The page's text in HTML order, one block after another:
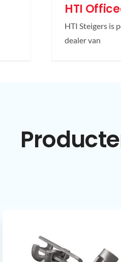
HTI
HTI Steigers is
dealer van